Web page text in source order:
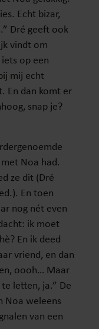
Echt bizar,
Dré geeft ook
vindt om
op een
mij echt
En dan komt er
snap je?
Noa had.
ze dit (Dré
En toen
nog nét even
ik moet
En ik deed
vriend, en dan
oooh… Maar
letten, ja.” De
Noa weleens
van een